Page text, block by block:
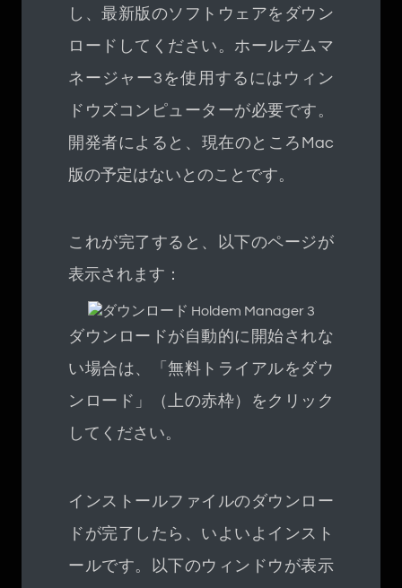
し、最新版のソフトウェアをダウン
ロードしてください。ホールデムマ
ネージャー3を使用するにはウィン
ドウズコンピューターが必要です。
開発者によると、現在のところMac
版の予定はないとのことです。
これが完了すると、以下のページが
表示されます：
ダウンロードが自動的に開始されな
い場合は、「無料トライアルをダウ
ンロード」（上の赤枠）をクリック
してください。
インストールファイルのダウンロー
ドが完了したら、いよいよインスト
ールです。以下のウィンドウが表示